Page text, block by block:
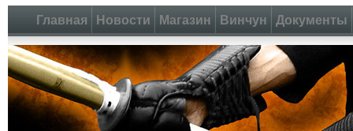
Главная Новости Магазин Винчун Документы